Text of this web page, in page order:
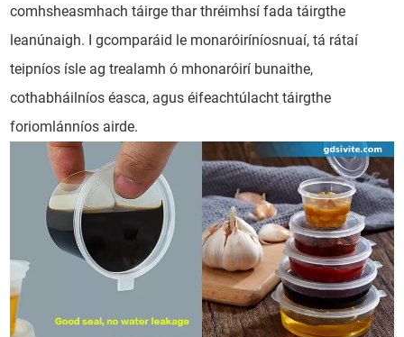
comhsheasmhach táirge thar thréimhsí fada táirgthe
leanúnaigh. I gcomparáid le monaróiríníosnuaí, tá rátaí
teipníos ísle ag trealamh ó mhonaróirí bunaithe,
cothabháilníos éasca, agus éifeachtúlacht táirgthe
foriomlánníos airde.